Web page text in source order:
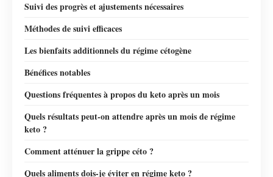
Suivi des progrès et ajustements nécessaires
Méthodes de suivi efficaces
Les bienfaits additionnels du régime cétogène
Bénéfices notables
Questions fréquentes à propos du keto après un mois
Quels résultats peut-on attendre après un mois de régime
keto ?
Comment atténuer la grippe céto ?
Quels aliments dois-je éviter en régime keto ?